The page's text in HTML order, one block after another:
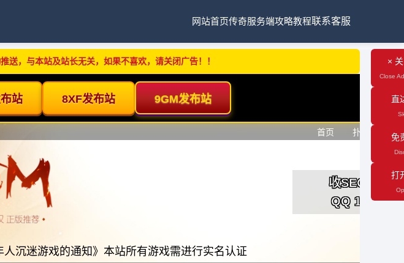
网站首页传奇服务端攻略教程联系客服
，与本站及站长无关，如果不喜欢，请关闭广告！！ ×
Close
直
免
打